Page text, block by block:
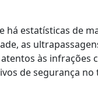
há estatísticas de
as
às infrações
de segurança